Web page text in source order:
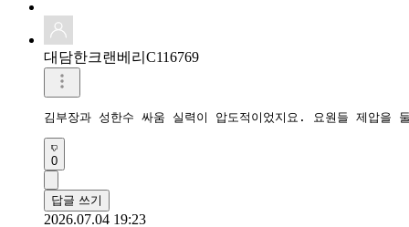
대담한크랜베리C116769
김부장과 성한수 싸움 실력이 압도적이었지요. 요원들 제압을
0
답글 쓰기
2026.07.04 19:23